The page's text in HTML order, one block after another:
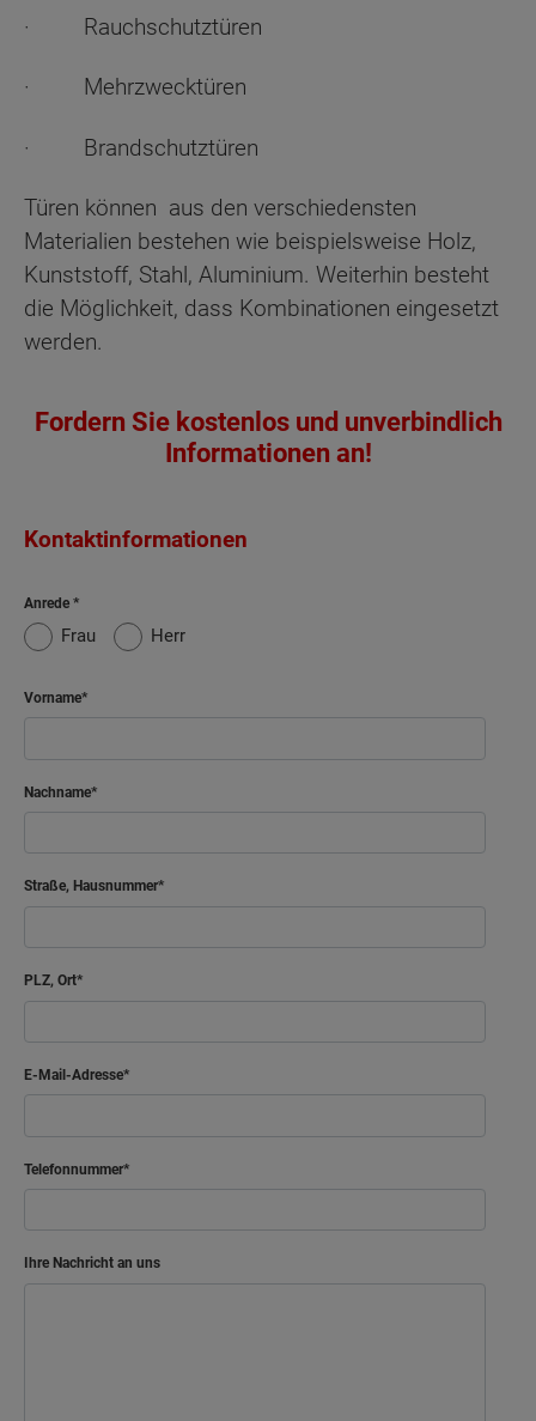
· Rauchschutztüren
· Mehrzwecktüren
· Brandschutztüren
Türen können aus den verschiedensten
Materialien bestehen wie beispielsweise Holz,
Kunststoff, Stahl, Aluminium. Weiterhin besteht
die Möglichkeit, dass Kombinationen eingesetzt
werden.
Fordern Sie kostenlos und unverbindlich
Informationen an!
Kontaktinformationen
Anrede
Frau Herr
Vorname
Nachname
Straße, Hausnummer
PLZ, Ort
E-Mail-Adresse
Telefonnummer
Ihre Nachricht an uns